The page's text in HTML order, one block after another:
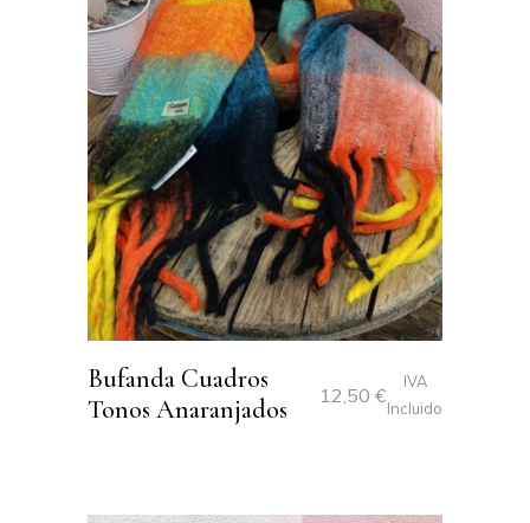
Bufanda Cuadros
Tonos Anaranjados
12,50 €
IVA
Incluido